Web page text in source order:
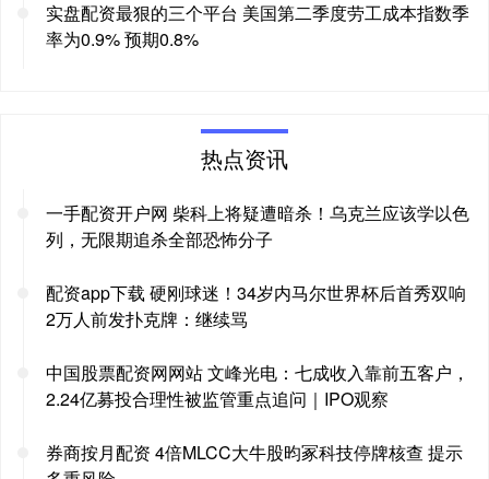
实盘配资最狠的三个平台 美国第二季度劳工成本指数季
率为0.9% 预期0.8%
热点资讯
一手配资开户网 柴科上将疑遭暗杀！乌克兰应该学以色
列，无限期追杀全部恐怖分子
配资app下载 硬刚球迷！34岁内马尔世界杯后首秀双响
2万人前发扑克牌：继续骂
中国股票配资网网站 文峰光电：七成收入靠前五客户，
2.24亿募投合理性被监管重点追问｜IPO观察
券商按月配资 4倍MLCC大牛股昀冢科技停牌核查 提示